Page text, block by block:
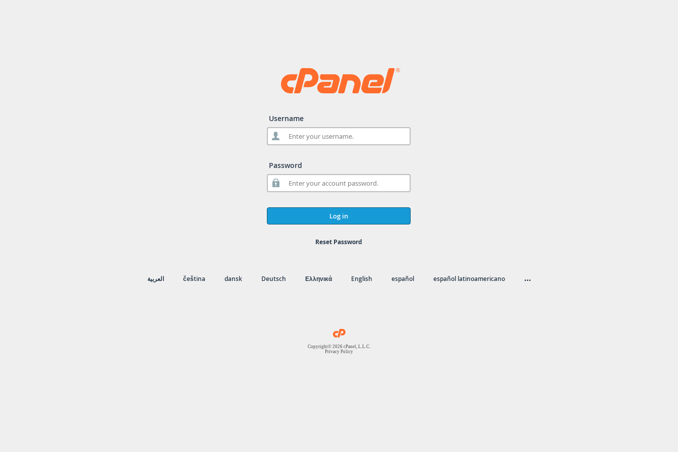
Username
Password
Log in
Reset Password
العربية čeština dansk Deutsch Ελληνικά English español español latinoamericano …
Copyright© 2026 cPanel, L.L.C.
Privacy Policy